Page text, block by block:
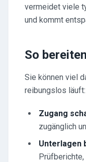
vermeidet viele
und kommt
So
Sie können viel
reibungslos läuft:
Zugang
zugänglich
Unterlagen